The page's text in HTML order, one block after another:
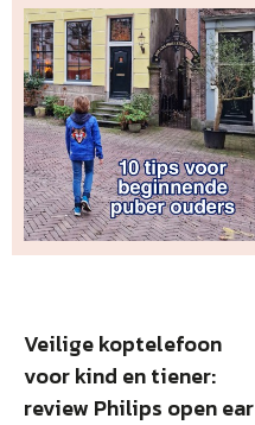
Veilige koptelefoon
voor kind en tiener:
review Philips open ear